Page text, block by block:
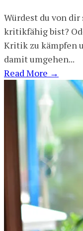
Würdest du von dir
kritikfähig bist?
Kritik zu kämpfen
damit umgehen...
Read More →